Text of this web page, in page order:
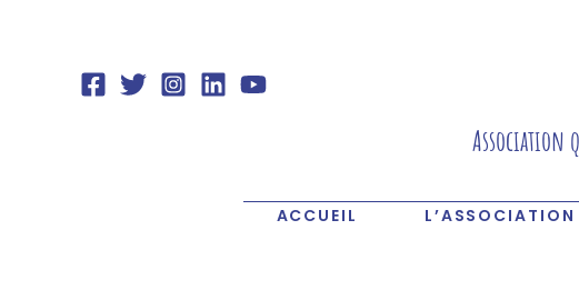
Association
ACCUEIL L’ASSOCIATION